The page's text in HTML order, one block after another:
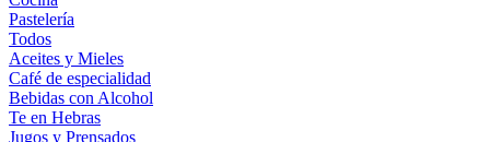
Pastelería
Todos
Aceites y Mieles
Café de especialidad
Bebidas con Alcohol
Te en Hebras
Jugos y Prensados